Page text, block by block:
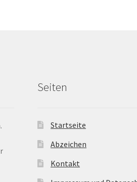
Seiten
Startseite
Abzeichen
Kontakt